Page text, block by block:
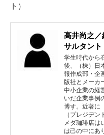
ト）
高井尚之
サルタント
学生時代から
後、（株）日
報作成部・企
版社とメーカ
中小企業の経
いだ企業事例
博す。近著に
（プレジデ
メダ珈琲店は
は己の中にあ